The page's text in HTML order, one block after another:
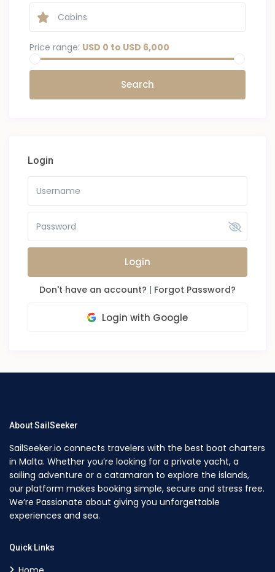
Price range: USD 0 to USD 6,000
Login
Login
Don't have an account? | Forgot Password?
Login with Google
About SailSeeker
SailSeeker.io connects travelers with the best boat charters
in Malta. Whether you’re looking for a private yacht, a
sailing adventure or a catamaran to explore the islands,
our platform makes booking simple, secure and stress free.
We’re Passionate about giving you unforgettable
experiences and sea.
Quick Links